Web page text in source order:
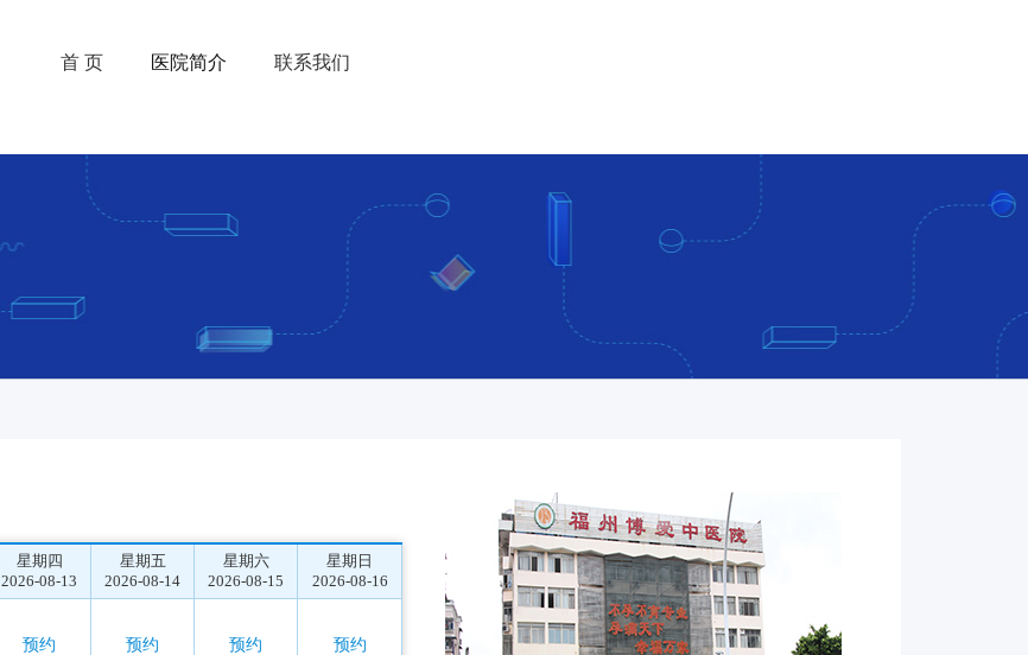
首 页 医院简介 联系我们
星期四
2026-08-13
星期五
2026-08-14
星期六
2026-08-15
星期日
2026-08-16
预约
预约
预约
预约